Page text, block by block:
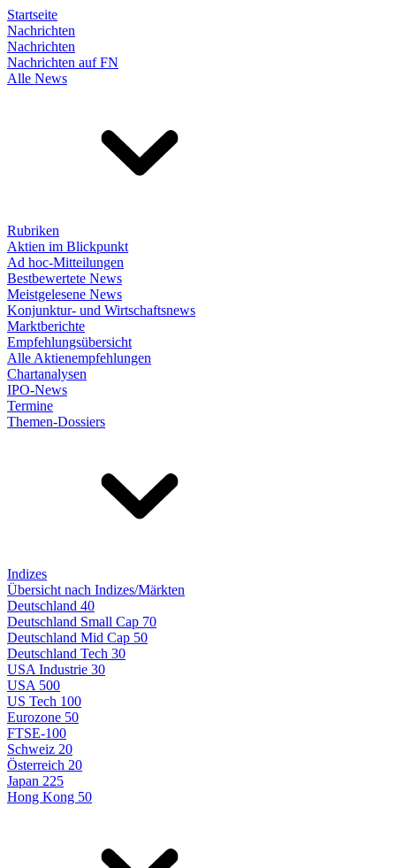
Startseite
Nachrichten
Nachrichten
Nachrichten auf FN
Alle News
Rubriken
Aktien im Blickpunkt
Ad hoc-Mitteilungen
Bestbewertete News
Meistgelesene News
Konjunktur- und Wirtschaftsnews
Marktberichte
Empfehlungsübersicht
Alle Aktienempfehlungen
Chartanalysen
IPO-News
Termine
Themen-Dossiers
Indizes
Übersicht nach Indizes/Märkten
Deutschland 40
Deutschland Small Cap 70
Deutschland Mid Cap 50
Deutschland Tech 30
USA Industrie 30
USA 500
US Tech 100
Eurozone 50
FTSE-100
Schweiz 20
Österreich 20
Japan 225
Hong Kong 50